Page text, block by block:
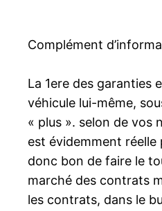
Complément
La 1ere des garanties
véhicule lui-même,
« plus ». selon de vos
est évidemment
donc bon de faire le
marché des contrats
les contrats, dans le